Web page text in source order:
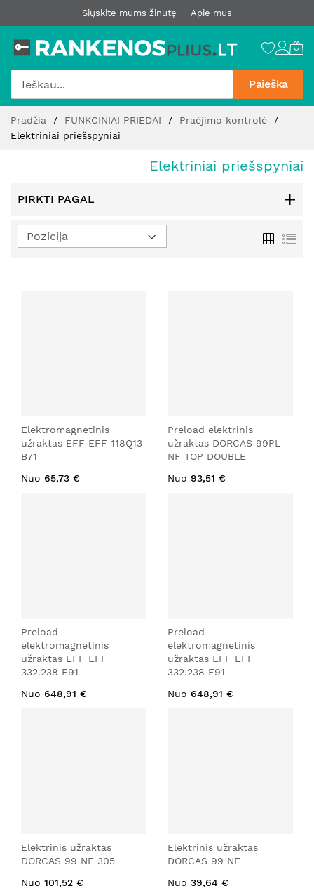
Siųskite mums žinutę Apie mus
Paieška
Pereiti
prie
turinio
Pradžia FUNKCINIAI PRIEDAI
Praėjimo kontrolė
Elektriniai priešspyniai
Elektriniai priešspyniai
PIRKTI PAGAL
Tinklelis
Elektromagnetinis
užraktas EFF EFF 118Q13
B71
Nuo 65,73 €
Preload elektrinis
užraktas DORCAS 99PL
NF TOP DOUBLE
Nuo 93,51 €
Preload
elektromagnetinis
užraktas EFF EFF
332.238 E91
Nuo 648,91 €
Preload
elektromagnetinis
užraktas EFF EFF
332.238 F91
Nuo 648,91 €
Elektrinis užraktas
DORCAS 99 NF 305
Nuo 101,52 €
Elektrinis užraktas
DORCAS 99 NF
Nuo 39,64 €